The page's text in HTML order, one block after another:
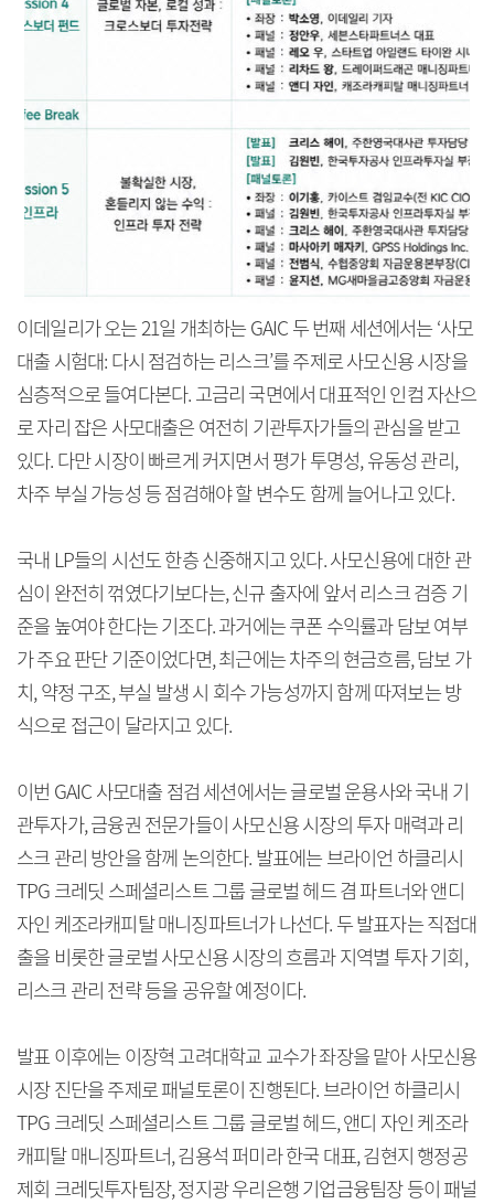
이데일리가 오는 21일 개최하는 GAIC 두 번째 세션에서는 ‘사모
대출 시험대: 다시 점검하는 리스크’를 주제로 사모신용 시장을
심층적으로 들여다본다. 고금리 국면에서 대표적인 인컴 자산으
로 자리 잡은 사모대출은 여전히 기관투자가들의 관심을 받고
있다. 다만 시장이 빠르게 커지면서 평가 투명성, 유동성 관리,
차주 부실 가능성 등 점검해야 할 변수도 함께 늘어나고 있다.
국내 LP들의 시선도 한층 신중해지고 있다. 사모신용에 대한 관
심이 완전히 꺾였다기보다는, 신규 출자에 앞서 리스크 검증 기
준을 높여야 한다는 기조다. 과거에는 쿠폰 수익률과 담보 여부
가 주요 판단 기준이었다면, 최근에는 차주의 현금흐름, 담보 가
치, 약정 구조, 부실 발생 시 회수 가능성까지 함께 따져보는 방
식으로 접근이 달라지고 있다.
이번 GAIC 사모대출 점검 세션에서는 글로벌 운용사와 국내 기
관투자가, 금융권 전문가들이 사모신용 시장의 투자 매력과 리
스크 관리 방안을 함께 논의한다. 발표에는 브라이언 하클리시
TPG 크레딧 스페셜리스트 그룹 글로벌 헤드 겸 파트너와 앤디
자인 케조라캐피탈 매니징파트너가 나선다. 두 발표자는 직접대
출을 비롯한 글로벌 사모신용 시장의 흐름과 지역별 투자 기회,
리스크 관리 전략 등을 공유할 예정이다.
발표 이후에는 이장혁 고려대학교 교수가 좌장을 맡아 사모신용
시장 진단을 주제로 패널토론이 진행된다. 브라이언 하클리시
TPG 크레딧 스페셜리스트 그룹 글로벌 헤드, 앤디 자인 케조라
캐피탈 매니징파트너, 김용석 퍼미라 한국 대표, 김현지 행정공
제회 크레딧투자팀장, 정지광 우리은행 기업금융팀장 등이 패널